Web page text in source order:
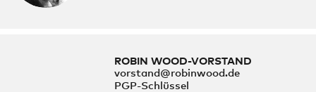
ROBIN WOOD-VORSTAND
vorstand@robinwood.de
PGP-Schlüssel